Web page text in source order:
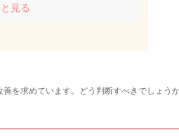
見る
を求めています。どう判断すべきでしょうか